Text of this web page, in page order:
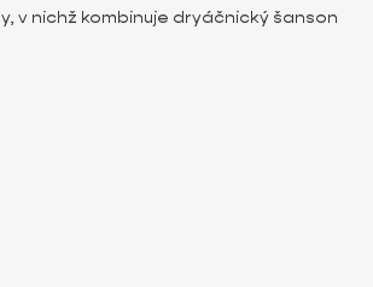
v nichž kombinuje dryáčnický šanson